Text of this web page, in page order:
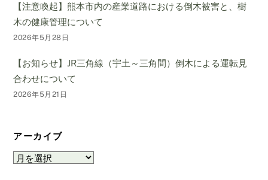
【注意喚起】熊本市内の産業道路における倒木被害と、樹
木の健康管理について
2026年5月28日
【お知らせ】JR三角線（宇土～三角間）倒木による運転見
合わせについて
2026年5月21日
アーカイブ
ア